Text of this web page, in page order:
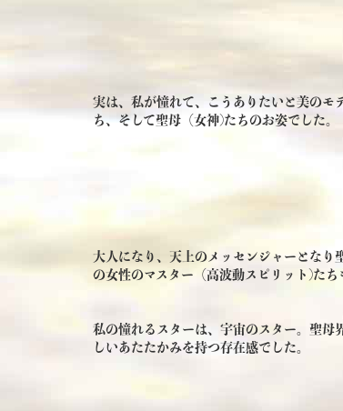
実は、私が憧れて、こうありたいと美のモ
ち、そして聖母（女神)たちのお姿でした。
大人になり、天上のメッセンジャーとなり
の女性のマスター（高波動スピリット)たち
私の憧れるスターは、宇宙のスター。聖母
しいあたたかみを持つ存在感でした。